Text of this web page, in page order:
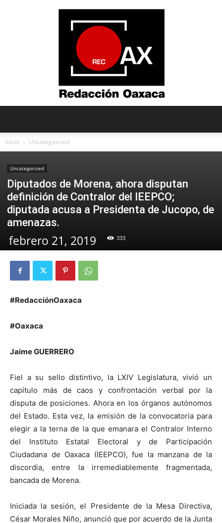
Inicio Uncategorized
Uncategorized
Diputados de Morena, ahora disputan
definición de Contralor del IEEPCO;
diputada acusa a Presidenta de Jucopo, de
amenazas.
febrero 21, 2019 333
#RedacciónOaxaca
#Oaxaca
Jaime GUERRERO
Fiel a su sello distintivo, la LXIV Legislatura, vivió un
capítulo más de caos y confrontación verbal por la
disputa de posiciones. Ahora en los órganos autónomos
del Estado. Esta vez, la emisión de la convocatoria para
elegir a la terna de la que emanara el Contralor Interno
del Instituto Estatal Electoral y de Participación
Ciudadana de Oaxaca (IEEPCO), fue la manzana de la
discordia, entre la irremediablemente fragmentada,
bancada de Morena.
Iniciada la sesión, el Presidente de la Mesa Directiva,
César Morales Niño, anunció que por acuerdo de la Junta